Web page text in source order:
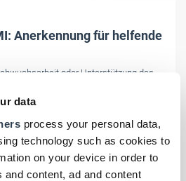
data
process your personal data,
technology such as cookies to
on your device in order to
content, ad and content
Anerkennung für helfende
oder Unterstützung des
2026 um den Förderpreis "Helfende
des Innern (BMI) bewerben.